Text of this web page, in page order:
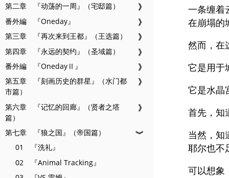
第二章 『动荡的一周』（宅邸篇）
❱
番外編 『Oneday』
❱
第三章 『再次来到王都』（王选篇）
❱
第四章 『永远的契约』（圣域篇）
❱
番外編 『OnedayⅡ』
❱
第五章 『刻画历史的群星』（水门都
市篇）
❱
第六章 『记忆的回廊』（贤者之塔
篇）
❱
第七章 『狼之国』（帝国篇） ❱
01 『洗礼』
02 『Animal Tracking』
一条缠着
在崩塌的
然而，在
它是用于
它是水晶
首先，知
当然，知
耶尔也不
可以想象